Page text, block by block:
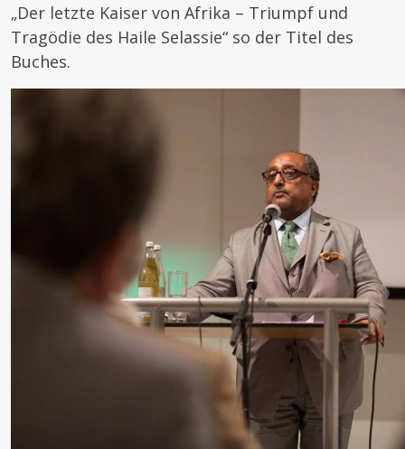
„Der letzte Kaiser von Afrika – Triumpf und
Tragödie des Haile Selassie“ so der Titel des
Buches.